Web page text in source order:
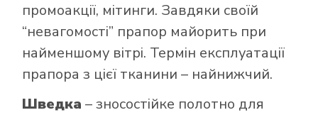
промоакції, мітинги. Завдяки своїй
“невагомості” прапор майорить при
найменшому вітрі. Термін експлуатації
прапора з цієї тканини – найнижчий.
Шведка – зносостійке полотно для